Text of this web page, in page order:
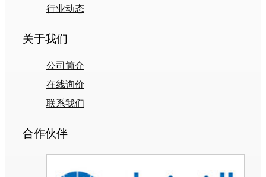
行业动态
关于我们
公司简介
在线询价
联系我们
合作伙伴